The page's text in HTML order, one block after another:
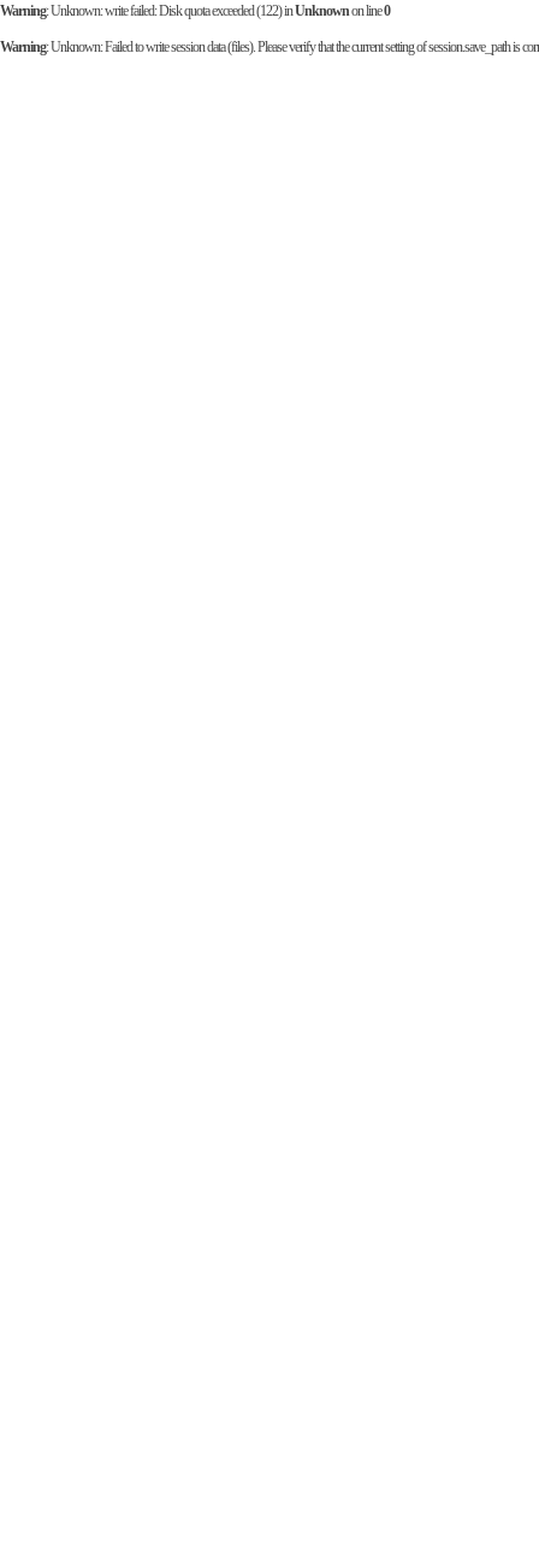
Warning: Unknown: write failed: Disk quota exceeded (122) inUnknownon line0
Warning: Unknown: Failed to write session data (files). Please verify that the current setting of session.save_path is